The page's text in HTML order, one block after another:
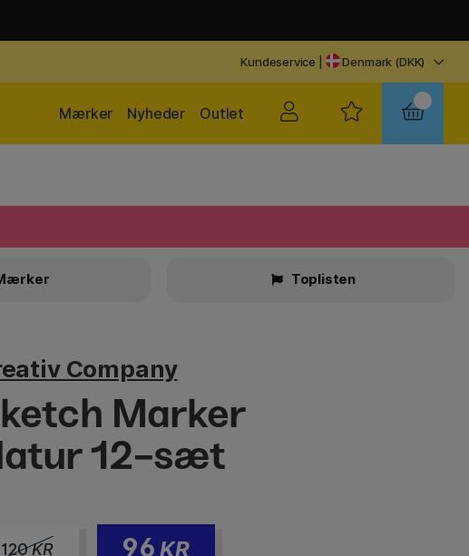
Kundeservice Denmark (DKK)
Outlet
Nyheder
Mærker
Toplisten
Company
Marker
12-sæt
120KR 96 KR